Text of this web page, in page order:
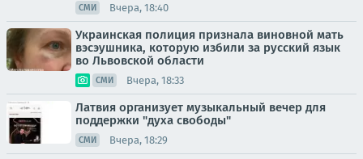
СМИ Вчера, 18:40
Украинская полиция признала виновной мать
вэсэушника, которую избили за русский язык
во Львовской области
СМИ Вчера, 18:33
Латвия организует музыкальный вечер для
поддержки "духа свободы"
СМИ Вчера, 18:29